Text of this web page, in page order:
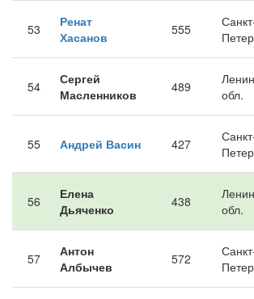
53
Ренат
Хасанов
555
54
Сергей
Масленников
489
обл.
55 Андрей Васин 427
56
Елена
Дьяченко
438
обл.
57
Антон
Албычев
572